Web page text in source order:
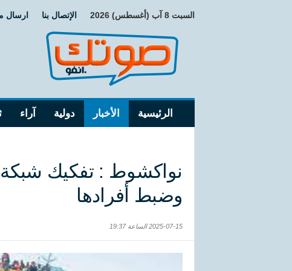
السبت 8 آب (أغسطس) 2026 الإتصال بنا ارسال
الرئيسية الأخبار دولية آراء
نواكشوط : تفكيك شبكة
وضبط أفرادها
2025-07-15 الساعة 19:37